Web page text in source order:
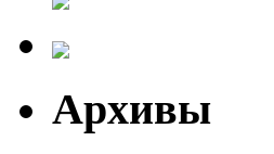
Архивы